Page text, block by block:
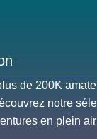
de 200K
notre
en plein